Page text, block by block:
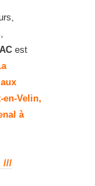
est
en-Velin,
à
///